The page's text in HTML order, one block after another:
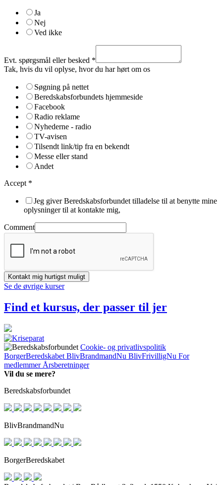
Ja
Nej
Ved ikke
Evt. spørgsmål eller besked *
Tak, hvis du vil oplyse, hvor du har hørt om os
Søgning på nettet
Beredskabsforbundets hjemmeside
Facebook
Radio reklame
Nyhederne - radio
TV-avisen
Tilsendt link/tip fra en bekendt
Messe eller stand
Andet
Accept *
Jeg giver Beredskabsforbundet tilladelse til at benytte mine
oplysninger til at kontakte mig,
Comment
Kontakt mig hurtigst muligt
Se de øvrige kurser
Find et kursus, der passer til jer
Cookie- og privatlivspolitik
BorgerBeredskabet BlivBrandmandNu BlivFrivilligNu For
medlemmer Årsberetninger
Vil du se mere?
Beredskabsforbundet
BlivBrandmandNu
BorgerBeredskabet